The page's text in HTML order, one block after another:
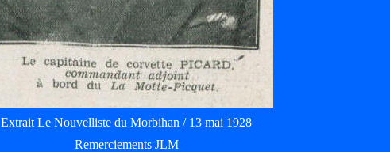
Extrait Le Nouvelliste du Morbihan / 13 mai 1928
Remerciements JLM